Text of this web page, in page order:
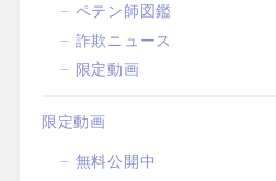
ペテン師図鑑
詐欺ニュース
限定動画
限定動画
無料公開中